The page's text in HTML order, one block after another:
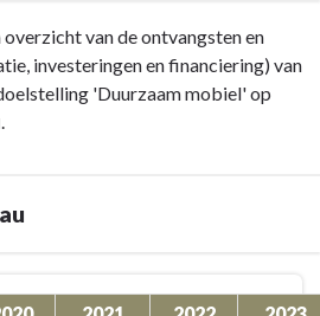
van de ontvangsten en
investeringen en financiering) van
'Duurzaam mobiel' op
.